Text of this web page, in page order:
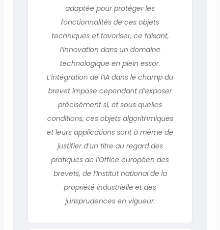
adaptée pour protéger les
fonctionnalités de ces objets
techniques et favoriser, ce faisant,
l’innovation dans un domaine
technologique en plein essor.
L’intégration de l’IA dans le champ du
brevet impose cependant d’exposer
précisément si, et sous quelles
conditions, ces objets algorithmiques
et leurs applications sont à même de
justifier d’un titre au regard des
pratiques de l’Office européen des
brevets, de l’Institut national de la
propriété industrielle et des
jurisprudences en vigueur.